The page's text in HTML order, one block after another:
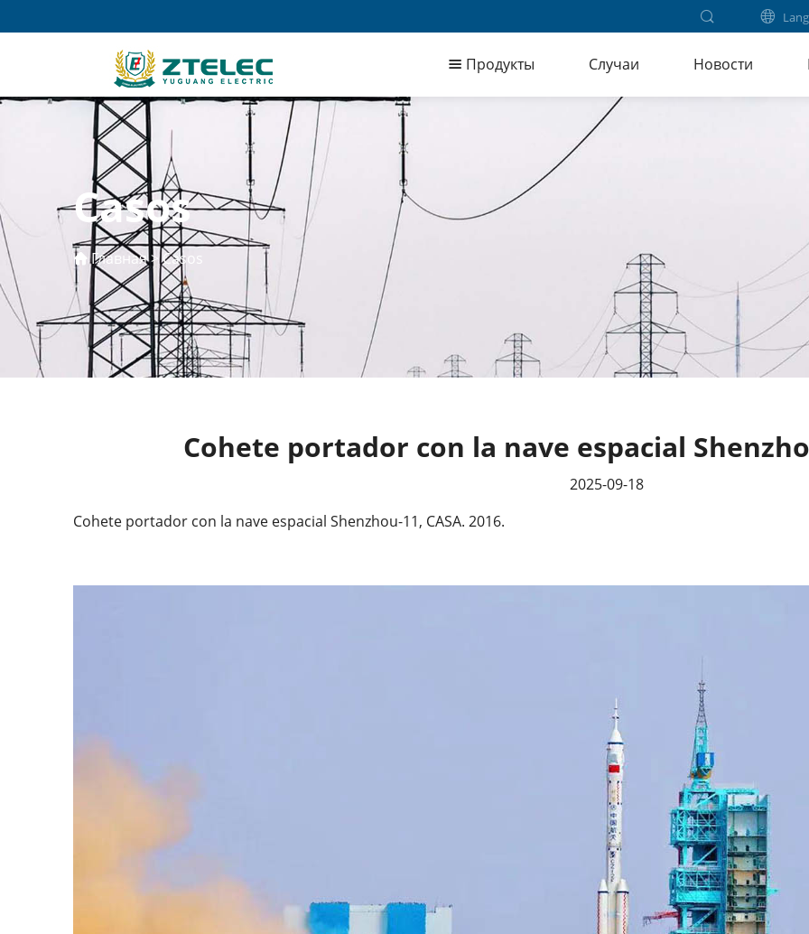
Продукты Случаи Новости
Casos
Главная>Casos
Cohete portador con la nave espacial
2025-09-18
Cohete portador con la nave espacial Shenzhou-11, CASA. 2016.